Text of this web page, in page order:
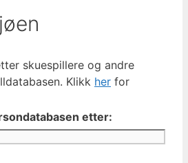
skuespillere og andre
Klikk her for
etter: